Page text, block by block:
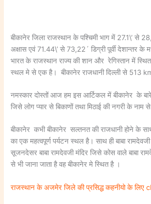
बीकानेर जिला राजस्थान के पश्चिमी भाग में 27.1\’ से
अक्षास एवं 71.44\’ से 73,22´ डिग्री पूर्वी देशान्तर के
भारत के राजस्थान राज्य की शान और रेगिस्तान में स्थित
स्थल मे से एक है। बीकानेर राजधानी दिल्ली से 513
नमस्कार दोस्तों आज हम इस आर्टिकल में बीकानेर के
जिसे लोग प्यार से बिकाणों तथा मिठाई की नगरी के नाम
बीकानेर कभी बीकानेर सल्तनत की राजधानी होने के
का एक महत्वपूर्ण पर्यटन स्थल है। साथ ही बाबा
सूजनदेसर बाबा रामदेवजी मंदिर जिसे कोस वाले बाबा
से भी जाना जाता है वह बीकानेर मे स्थित है ।
राजस्थान के अजमेर जिले की प्रसिद्ध कहनीयो के लिए